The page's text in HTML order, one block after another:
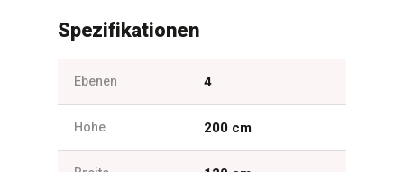
Spezifikationen
Ebenen 4
Höhe 200 cm